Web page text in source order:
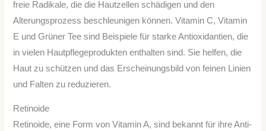
freie Radikale, die die Hautzellen schädigen und den
Alterungsprozess beschleunigen können. Vitamin C, Vitamin
E und Grüner Tee sind Beispiele für starke Antioxidantien, die
in vielen Hautpflegeprodukten enthalten sind. Sie helfen, die
Haut zu schützen und das Erscheinungsbild von feinen Linien
und Falten zu reduzieren.
Retinoide
Retinoide, eine Form von Vitamin A, sind bekannt für ihre Anti-